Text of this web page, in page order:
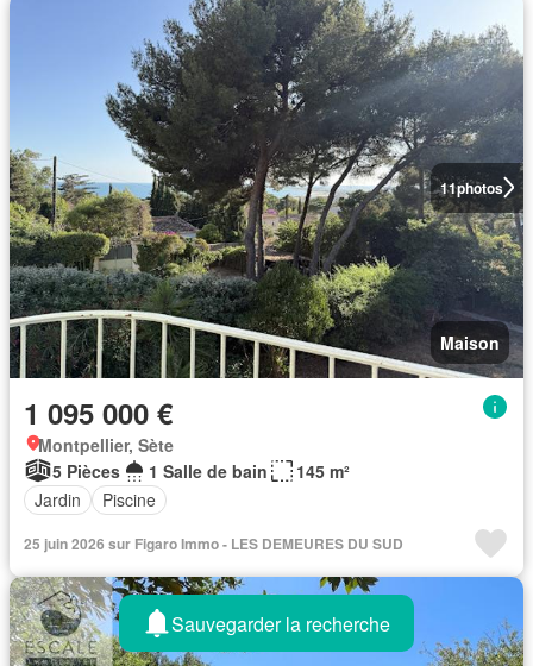
11photos
Maison
1 095 000 €
Montpellier, Sète
5 Pièces
1 Salle de bain
145 m²
Jardin
Piscine
25 juin 2026 sur Figaro Immo - LES DEMEURES DU SUD
Sauvegarder la recherche